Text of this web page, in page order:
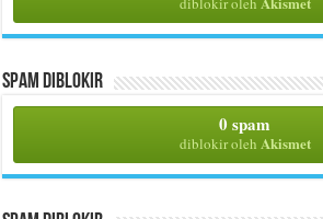
Spam Diblokir
0 spam
diblokir oleh Akismet